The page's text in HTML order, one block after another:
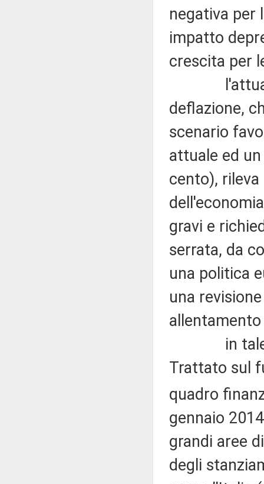
negativa per
impatto
crescita per
l'attuale
deflazione,
scenario
attuale ed
cento),
gravi e
serrata, da
una politica
una
in tale
Trattato sul
quadro
gennaio
grandi aree
degli